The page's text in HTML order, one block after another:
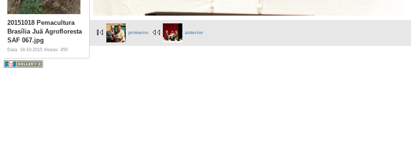
20151018 Pemacultura
Brasília Juã Agrofloresta
SAF 067.jpg
Data: 18-10-2015 Visitas: 450
primeiro anterior